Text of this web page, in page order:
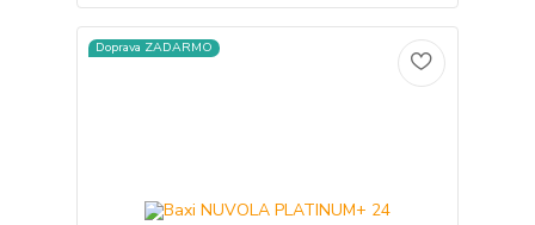
Doprava ZADARMO